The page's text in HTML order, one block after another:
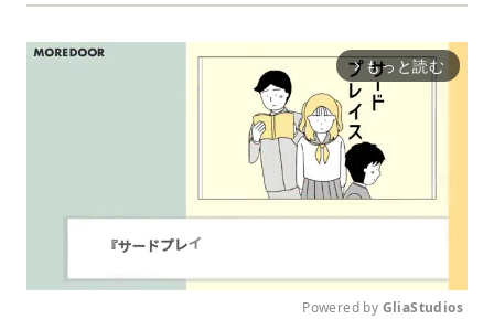
arrow_forward_ios もっと読む
Powered by GliaStudios